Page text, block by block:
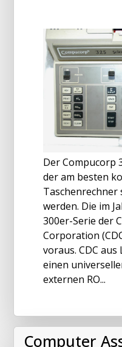
Der Compucorp
der am besten
Taschenrechner
werden. Die im
300er-Serie der
Corporation
voraus. CDC
einen
externen RO...
Computer